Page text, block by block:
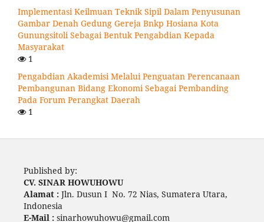
Implementasi Keilmuan Teknik Sipil Dalam Penyusunan
Gambar Denah Gedung Gereja Bnkp Hosiana Kota
Gunungsitoli Sebagai Bentuk Pengabdian Kepada
Masyarakat
1
Pengabdian Akademisi Melalui Penguatan Perencanaan
Pembangunan Bidang Ekonomi Sebagai Pembanding
Pada Forum Perangkat Daerah
1
Published by:
CV. SINAR HOWUHOWU
Alamat :Jln. Dusun I No. 72 Nias, Sumatera Utara,
Indonesia
E-Mail : sinarhowuhowu@gmail.com